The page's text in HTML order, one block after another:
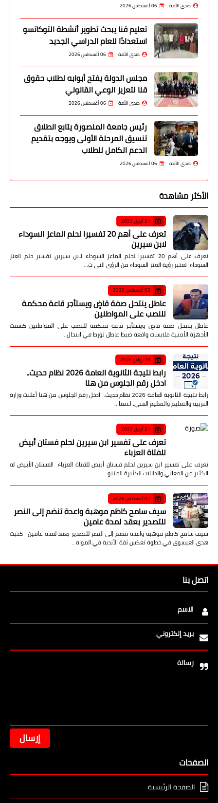
صدى الأمة 06 أغسطس 2026
تعليم قنا يبحث تطوير أنشطة التوكاتسو
استعدادًا للعام الدراسي الجديد
صدى الأمة 06 أغسطس 2026
مجلس الدولة يفتح أبوابه لطلاب حقوق
قنا لتعزيز الوعي القانوني
صدى الأمة 06 أغسطس 2026
رئيس جامعة المنصورة يتابع انطلاق
تنسيق المرحلة الأولى ويوجه بتقديم
الدعم الكامل للطلاب
صدى الأمة 06 أغسطس 2026
الأكثر مشاهدة
21 أبريل 2022
تعرف على أهم 20 تفسيرا لحلم الماعز السوداء
لابن سيرين
تعرف على أهم 20 تفسيرا لحلم الماعز السوداء لابن سيرين تفسير حلم العنز
السوداء، تعتبر رؤية العنز السوداء من الرؤى التي ت…
03 أغسطس 2026
عاطل ينتحل صفة قاضٍ ويستأجر قاعة محكمة
للنصب على المواطنين
عاطل ينتحل صفة قاضٍ ويستأجر قاعة محكمة للنصب على المواطنين كشفت
الأجهزة الأمنية ملابسات واقعة ضبط عاطل تورط في انتحال…
28 يوليو 2026
رابط نتيجة الثانوية العامة 2026 نظام حديث..
ادخل رقم الجلوس من هنا
رابط نتيجة الثانوية العامة 2026 نظام حديث.. ادخل رقم الجلوس من هنا أعلنت وزارة
التربية والتعليم والتعليم الفني، اعتما…
21 أبريل 2022
تعرف على تفسير ابن سيرين لحلم فستان أبيض
للفتاة العزباء
تعرف على تفسير ابن سيرين لحلم فستان أبيض للفتاة العزباء الفستان الأبيض له
الكثير من المعاني والدلالات الكثيرة المتنو…
02 أغسطس 2026
سيف سامح كاظم موهبة واعدة تنضم إلى النصر
للتصدير بعقد لمدة عامين
سيف سامح كاظم موهبة واعدة تنضم إلى النصر للتصدير بعقد لمدة عامين كتبت
هدى العيسوى في خطوة تعكس ثقة الأندية في المواه…
اتصل بنا
الاسم
بريد إلكتروني
رسالة
الصفحات
الصفحة الرئيسية